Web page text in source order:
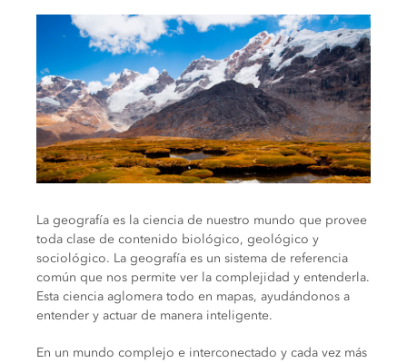
La geografía es la ciencia de nuestro mundo que provee
toda clase de contenido biológico, geológico y
sociológico. La geografía es un sistema de referencia
común que nos permite ver la complejidad y entenderla.
Esta ciencia aglomera todo en mapas, ayudándonos a
entender y actuar de manera inteligente.
En un mundo complejo e interconectado y cada vez más